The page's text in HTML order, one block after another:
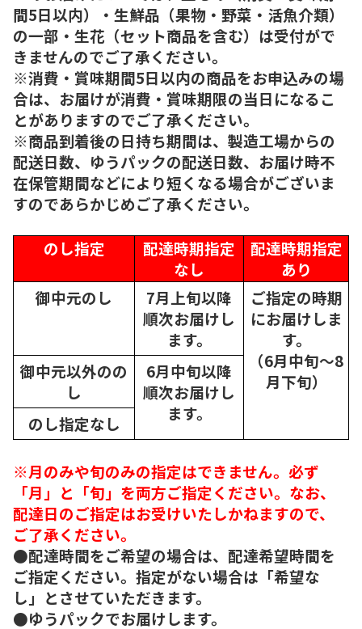
間5日以内）・生鮮品（果物・野菜・活魚介類）
の一部・生花（セット商品を含む）は受付がで
きませんのでご了承ください。
※消費・賞味期間5日以内の商品をお申込みの場
合は、お届けが消費・賞味期限の当日になるこ
とがありますのでご了承ください。
※商品到着後の日持ち期間は、製造工場からの
配送日数、ゆうパックの配送日数、お届け時不
在保管期間などにより短くなる場合がございま
すのであらかじめご了承ください。
のし指定
配達時期指定
なし
配達時期指定
あり
御中元のし
7月上旬以降
順次お届けし
ます。
ご指定の時期
にお届けしま
す。
（6月中旬～8
月下旬）
御中元以外のの
し
6月中旬以降
順次お届けし
ます。
のし指定なし
※月のみや旬のみの指定はできません。必ず
「月」と「旬」を両方ご指定ください。なお、
配達日のご指定はお受けいたしかねますので、
ご了承ください。
●配達時間をご希望の場合は、配達希望時間を
ご指定ください。指定がない場合は「希望な
し」とさせていただきます。
●ゆうパックでお届けします。